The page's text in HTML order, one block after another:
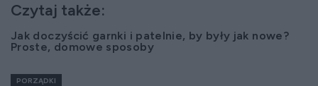
Czytaj także:
Jak doczyścić garnki i patelnie, by były jak nowe?
Proste, domowe sposoby
PORZĄDKI